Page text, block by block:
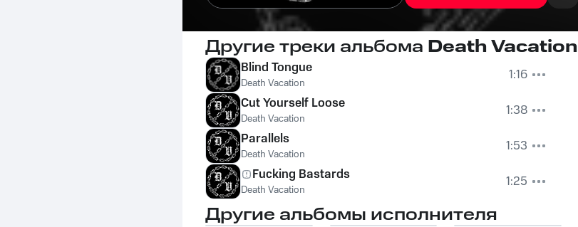
Другие треки альбома Death Vacation
Blind Tongue
Death Vacation
1:16
Cut Yourself Loose
Death Vacation
1:38
Parallels
Death Vacation
1:53
Fucking Bastards
Death Vacation 1:25
Другие альбомы исполнителя